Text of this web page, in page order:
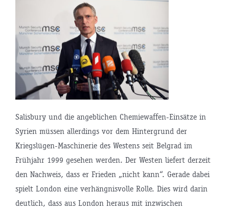
Salisbury und die angeblichen Chemiewaffen-Einsätze in
Syrien müssen allerdings vor dem Hintergrund der
Kriegslügen-Maschinerie des Westens seit Belgrad im
Frühjahr 1999 gesehen werden. Der Westen liefert derzeit
den Nachweis, dass er Frieden „nicht kann“. Gerade dabei
spielt London eine verhängnisvolle Rolle. Dies wird darin
deutlich, dass aus London heraus mit inzwischen